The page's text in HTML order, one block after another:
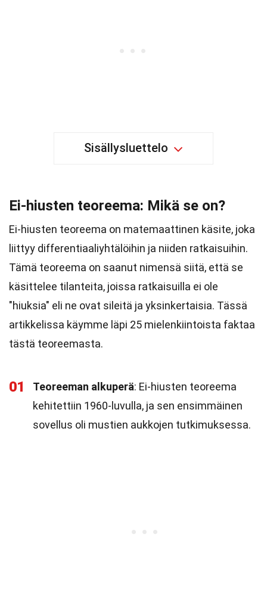
Sisällysluettelo
Ei-hiusten teoreema: Mikä se on?
Ei-hiusten teoreema on matemaattinen käsite, joka
liittyy differentiaaliyhtälöihin ja niiden ratkaisuihin.
Tämä teoreema on saanut nimensä siitä, että se
käsittelee tilanteita, joissa ratkaisuilla ei ole
"hiuksia" eli ne ovat sileitä ja yksinkertaisia. Tässä
artikkelissa käymme läpi 25 mielenkiintoista faktaa
tästä teoreemasta.
01 Teoreeman alkuperä: Ei-hiusten teoreema
kehitettiin 1960-luvulla, ja sen ensimmäinen
sovellus oli mustien aukkojen tutkimuksessa.